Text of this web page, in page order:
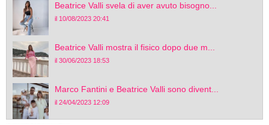
Beatrice Valli svela di aver avuto bisogno...
il 10/08/2023 20:41
Beatrice Valli mostra il fisico dopo due m...
il 30/06/2023 18:53
Marco Fantini e Beatrice Valli sono divent...
il 24/04/2023 12:09